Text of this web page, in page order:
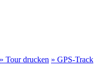
» Tour drucken » GPS-Track